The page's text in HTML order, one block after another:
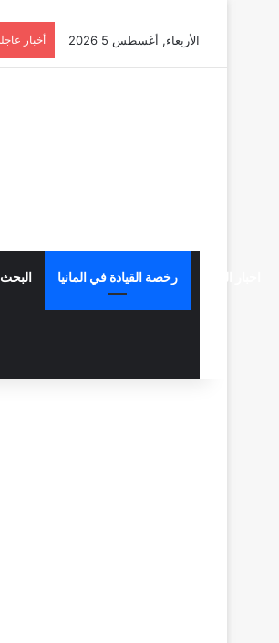
الأربعاء, أغسطس 5 2026 أخبار
رخصة القيادة في المانيا